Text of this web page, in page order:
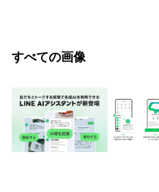
すべての画像